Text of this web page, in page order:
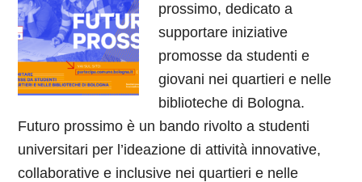
prossimo, dedicato a
supportare iniziative
promosse da studenti e
giovani nei quartieri e nelle
biblioteche di Bologna.
Futuro prossimo è un bando rivolto a studenti
universitari per l’ideazione di attività innovative,
collaborative e inclusive nei quartieri e nelle